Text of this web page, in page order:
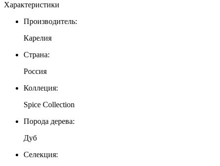
Характеристики
Производитель:
Карелия
Страна:
Россия
Коллеция:
Spice Collection
Порода дерева:
Дуб
Селекция: